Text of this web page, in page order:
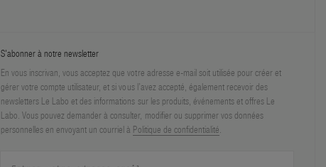
S'abonner à notre newsletter
En vous inscrivan, vous acceptez que votre adresse e-mail soit utilisée pour créer et
gérer votre compte utilisateur, et si vous l’avez accepté, également recevoir des
newsletters Le Labo et des informations sur les produits, événements et offres Le
Labo. Vous pouvez demander à consulter, modifier ou supprimer vos données
personnelles en envoyant un courriel à Politique de confidentialité